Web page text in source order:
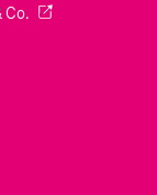
Co. (Wird in einem